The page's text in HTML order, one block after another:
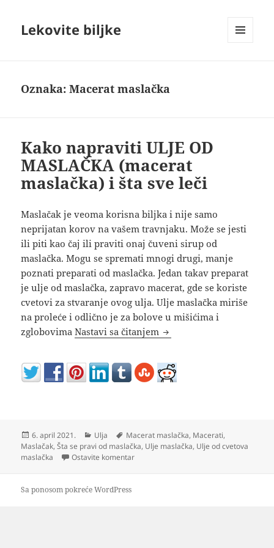
Lekovite biljke
Oznaka:Macerat maslačka
Kako napraviti ULJE OD
MASLAČKA (macerat
maslačka) i šta sve leči
Maslačak je veoma korisna biljka i nije samo
neprijatan korov na vašem travnjaku. Može se jesti
ili piti kao čaj ili praviti onaj čuveni sirup od
maslačka. Mogu se spremati mnogi drugi, manje
poznati preparati od maslačka. Jedan takav preparat
je ulje od maslačka, zapravo macerat, gde se koriste
cvetovi za stvaranje ovog ulja. Ulje maslačka miriše
na proleće i odlično je za bolove u mišićima i
zglobovimaNastavi sa čitanjem Kako napraviti ULJE OD
Objavljeno
6. april 2021. Kategorije
Ulja Oznake
Macerat maslačka, Macerati,
Maslačak,Šta se pravi od maslačka, Ulje maslačka, Ulje od cvetova
maslačka
Ostavite komentarna Kako napraviti ULJE OD MASLAČKA
Sa ponosom pokreće WordPress